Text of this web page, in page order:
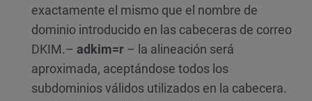
exactamente el mismo que el nombre de
dominio introducido en las cabeceras de correo
DKIM.– adkim=r – la alineación será
aproximada, aceptándose todos los
subdominios válidos utilizados en la cabecera.